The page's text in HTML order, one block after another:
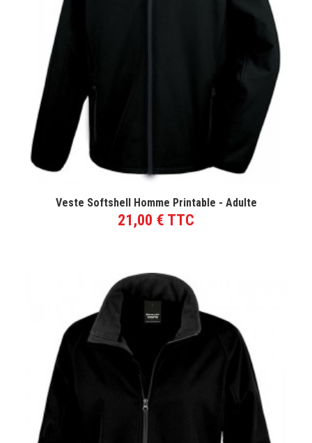
VOIR LE PRODUIT
Veste Softshell Homme Printable - Adulte
21,00 € TTC